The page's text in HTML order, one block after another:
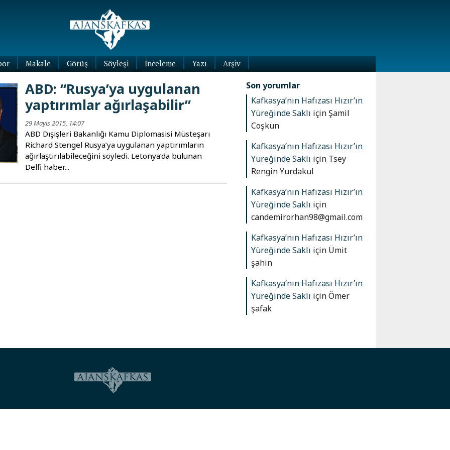
Makale Görüş Söyleşi İnceleme
Yazı
Yazıları
Arşiv
ABD: “Rusya’ya uygulanan
yaptırımlar ağırlaşabilir”
29 Mayıs 2015, 14:07
ABD Dışişleri Bakanlığı Kamu Diplomasisi Müsteşarı
Richard Stengel Rusya’ya uygulanan yaptırımların
ağırlaştırılabileceğini söyledi. Letonya’da bulunan
Delfi haber...
Son yorumlar
Kafkasya’nın Hafızası Hızır’ın
Yüreğinde Saklı içinŞamil
Coşkun
Kafkasya’nın Hafızası Hızır’ın
Yüreğinde Saklı için Tsey
Rengin Yurdakul
Kafkasya’nın Hafızası Hızır’ın
Yüreğinde Saklı için
candemirorhan98@gmail.com
Kafkasya’nın Hafızası Hızır’ın
Yüreğinde Saklı için Ümit
şahin
Kafkasya’nın Hafızası Hızır’ın
Yüreğinde Saklı içinÖmer
şafak